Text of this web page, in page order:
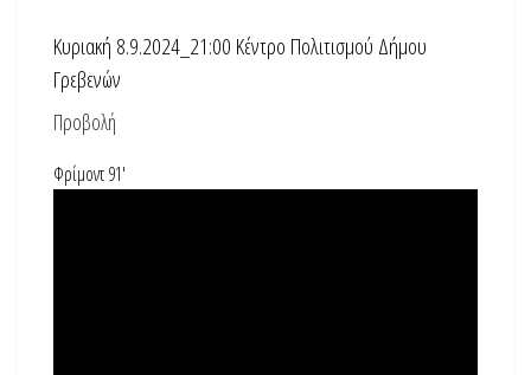
Κυριακή 8.9.2024_21:00 Κέντρο Πολιτισμού Δήμου
Γρεβενών
Προβολή
Φρίμοντ 91′